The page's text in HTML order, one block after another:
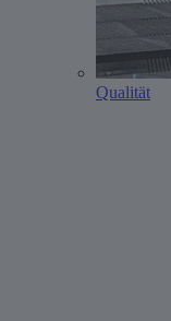
Qualität